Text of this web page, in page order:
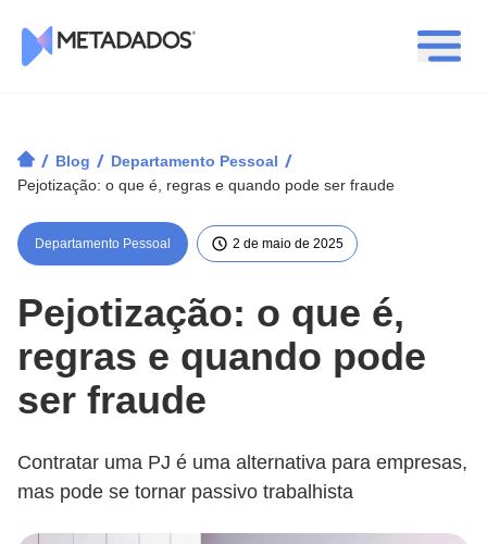
/ Blog / Departamento Pessoal /
Pejotização: o que é, regras e quando pode ser fraude
Departamento Pessoal 2 de maio de 2025
Pejotização: o que é,
regras e quando pode
ser fraude
Contratar uma PJ é uma alternativa para empresas,
mas pode se tornar passivo trabalhista